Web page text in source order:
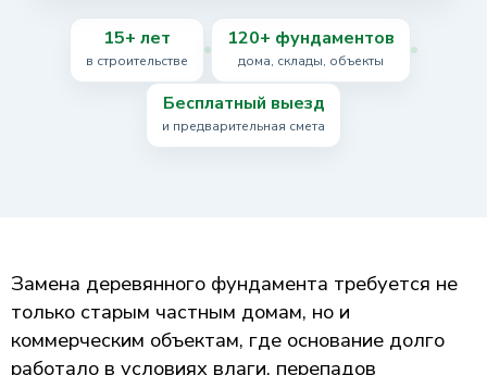
15+ лет
в строительстве
120+ фундаментов
дома, склады, объекты
Бесплатный выезд
и предварительная смета
Замена деревянного фундамента требуется не
только старым частным домам, но и
коммерческим объектам, где основание долго
работало в условиях влаги, перепадов